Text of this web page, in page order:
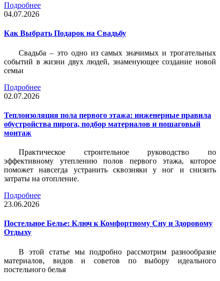
Подробнее
04.07.2026
Как Выбрать Подарок на Свадьбу
Свадьба – это одно из самых значимых и трогательных
событий в жизни двух людей, знаменующее создание новой
семьи
Подробнее
02.07.2026
Теплоизоляция пола первого этажа: инженерные правила
обустройства пирога, подбор материалов и пошаговый
монтаж
Практическое строительное руководство по
эффективному утеплению полов первого этажа, которое
поможет навсегда устранить сквозняки у ног и снизить
затраты на отопление.
Подробнее
23.06.2026
Постельное Белье: Ключ к Комфортному Сну и Здоровому
Отдыху
В этой статье мы подробно рассмотрим разнообразие
материалов, видов и советов по выбору идеального
постельного белья